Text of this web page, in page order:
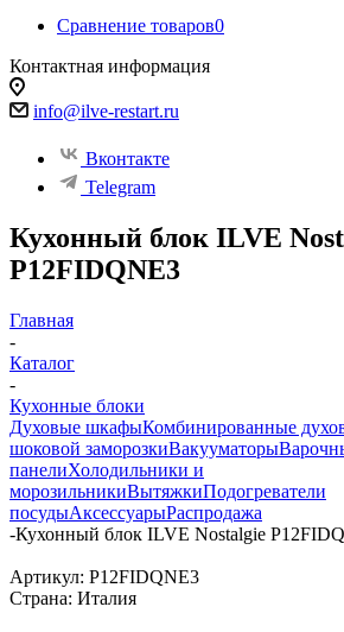
Сравнение товаров0
Контактная информация
info@ilve-restart.ru
Вконтакте
Telegram
Кухонный блок ILVE
P12FIDQNE3
Главная
-
Каталог
-
Кухонные блоки
Духовые шкафыКомбинированные
шоковой заморозкиВакууматоры
панелиХолодильники и
морозильникиВытяжкиПодогреватели
посудыАксессуарыРаспродажа
-Кухонный блок ILVE Nostalgie
Артикул: P12FIDQNE3
Страна: Италия